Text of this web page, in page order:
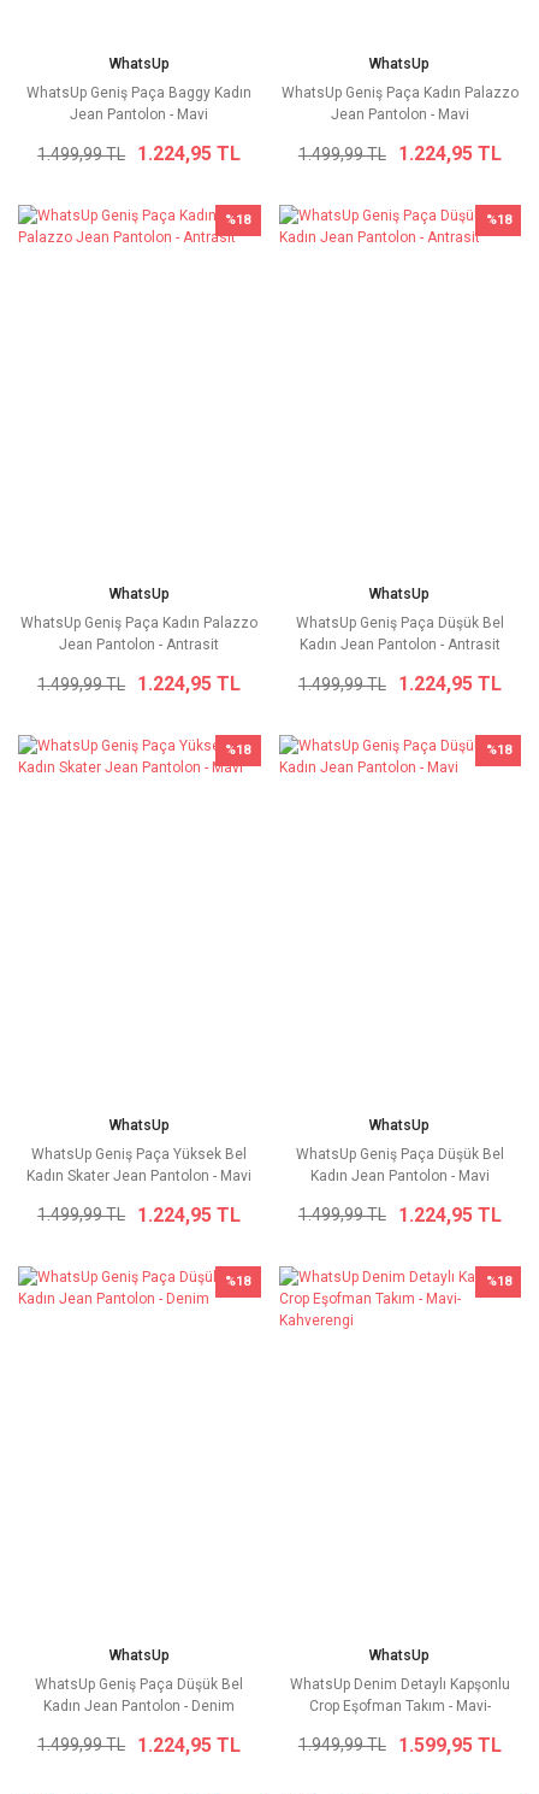
WhatsUp
WhatsUp Geniş Paça Baggy Kadın
Jean Pantolon - Mavi
1.499,99 TL 1.224,95 TL
WhatsUp
WhatsUp Geniş Paça Kadın Palazzo
Jean Pantolon - Mavi
1.499,99 TL 1.224,95 TL
%18
WhatsUp
WhatsUp Geniş Paça Kadın Palazzo
Jean Pantolon - Antrasit
1.499,99 TL 1.224,95 TL
%18
WhatsUp
WhatsUp Geniş Paça Düşük Bel
Kadın Jean Pantolon - Antrasit
1.499,99 TL 1.224,95 TL
%18
WhatsUp
WhatsUp Geniş Paça Yüksek Bel
Kadın Skater Jean Pantolon - Mavi
1.499,99 TL 1.224,95 TL
%18
WhatsUp
WhatsUp Geniş Paça Düşük Bel
Kadın Jean Pantolon - Mavi
1.499,99 TL 1.224,95 TL
%18
WhatsUp
WhatsUp Geniş Paça Düşük Bel
Kadın Jean Pantolon - Denim
1.499,99 TL 1.224,95 TL
%18
WhatsUp
WhatsUp Denim Detaylı Kapşonlu
Crop Eşofman Takım - Mavi-
1.949,99 TL 1.599,95 TL